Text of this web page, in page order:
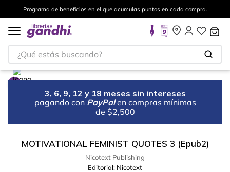
Programa de beneficios en el que acumulas puntos en cada compra.
¿Qué estás buscando?
3, 6, 9, 12 y 18 meses sin intereses
pagando con PayPal en compras mínimas
de $2,500
MOTIVATIONAL FEMINIST QUOTES 3 (Epub2)
Nicotext Publishing
Editorial: Nicotext